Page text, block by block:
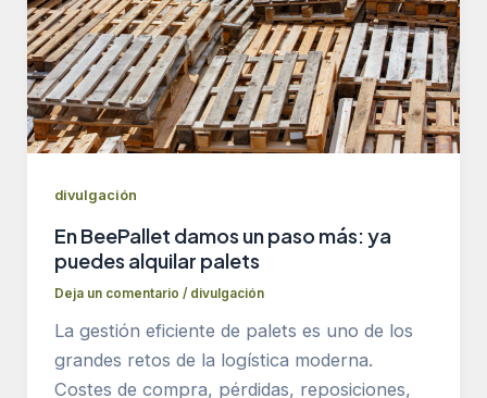
divulgación
En BeePallet damos un paso más: ya
puedes alquilar palets
Deja un comentario / divulgación
La gestión eficiente de palets es uno de los
grandes retos de la logística moderna.
Costes de compra, pérdidas, reposiciones,